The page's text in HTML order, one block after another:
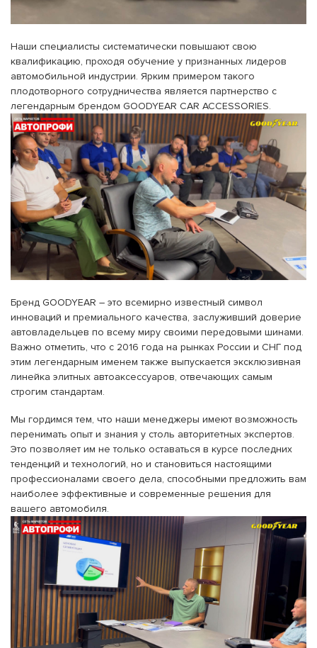
Наши специалисты систематически повышают свою
квалификацию, проходя обучение у признанных лидеров
автомобильной индустрии. Ярким примером такого
плодотворного сотрудничества является партнерство с
легендарным брендом GOODYEAR CAR ACCESSORIES.
Бренд GOODYEAR – это всемирно известный символ
инноваций и премиального качества, заслуживший доверие
автовладельцев по всему миру своими передовыми шинами.
Важно отметить, что с 2016 года на рынках России и СНГ под
этим легендарным именем также выпускается эксклюзивная
линейка элитных автоаксессуаров, отвечающих самым
строгим стандартам.
Мы гордимся тем, что наши менеджеры имеют возможность
перенимать опыт и знания у столь авторитетных экспертов.
Это позволяет им не только оставаться в курсе последних
тенденций и технологий, но и становиться настоящими
профессионалами своего дела, способными предложить вам
наиболее эффективные и современные решения для
вашего автомобиля.